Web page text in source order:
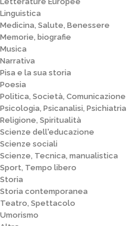
Linguistica
Medicina, Salute, Benessere
Memorie, biografie
Musica
Narrativa
Pisa e la sua storia
Poesia
Politica, Società, Comunicazione
Psicologia, Psicanalisi, Psichiatria
Religione, Spiritualità
Scienze dell'educazione
Scienze sociali
Scienze, Tecnica, manualistica
Sport, Tempo libero
Storia
Storia contemporanea
Teatro, Spettacolo
Umorismo